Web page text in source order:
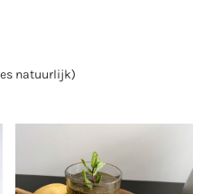
natuurlijk)